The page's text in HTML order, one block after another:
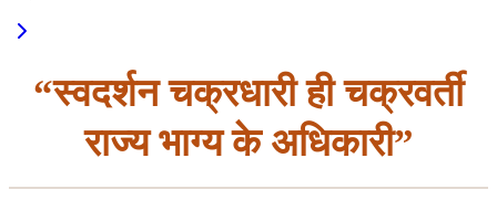
“स्वदर्शन चक्रधारी ही चक्रवर्ती
राज्य भाग्य के अधिकारी”